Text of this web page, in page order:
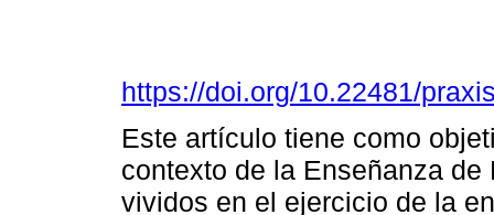
https://doi.org/10.22481/
Este artículo tiene como
contexto de la Enseñanza
vividos en el ejercicio de la